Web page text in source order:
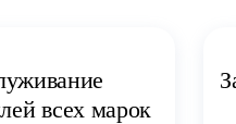
всех марок